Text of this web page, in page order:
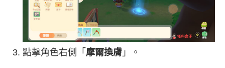
點擊角色右側「 摩爾換膚 」。